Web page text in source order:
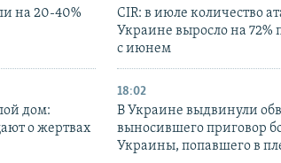
на 20-40%
CIR: в июле количество
Украине выросло на 72%
с июнем
дом:
о жертвах
18:02
В Украине выдвинули
выносившего приговор
Украины, попавшего в